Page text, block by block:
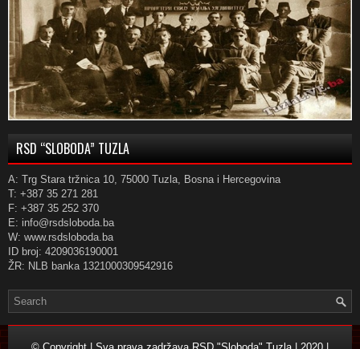
RSD “SLOBODA” TUZLA
A: Trg Stara tržnica 10, 75000 Tuzla, Bosna i Hercegovina
T: +387 35 271 281
F: +387 35 252 370
E: info@rsdsloboda.ba
W: www.rsdsloboda.ba
ID broj: 4209036190001
ŽR: NLB banka 1321000309542916